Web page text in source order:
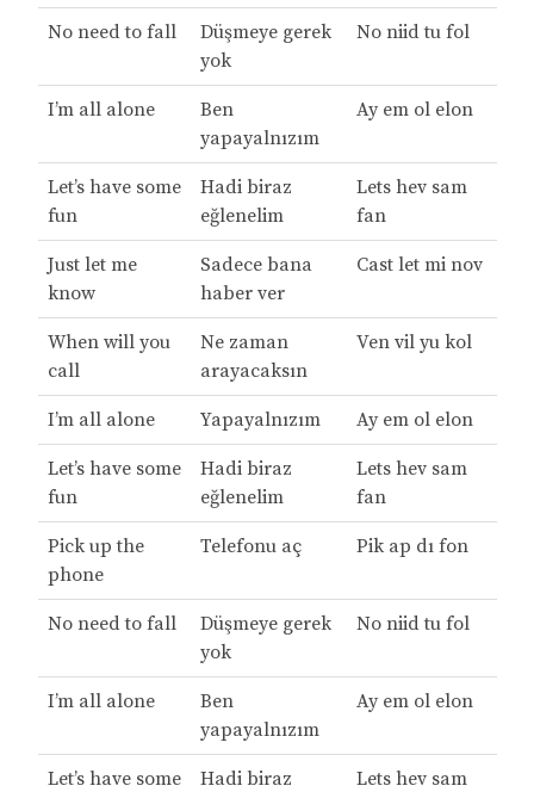
No need to fall
Düşmeye gerek
yok
No niid tu fol
I’m all alone
Ben
yapayalnızım
Ay em ol elon
Let’s have some
fun
Hadi biraz
eğlenelim
Lets hev sam
fan
Just let me
know
Sadece bana
haber ver
Cast let mi nov
When will you
call
Ne zaman
arayacaksın
Ven vil yu kol
I’m all alone Yapayalnızım Ay em ol elon
Let’s have some
fun
Hadi biraz
eğlenelim
Lets hev sam
fan
Pick up the
phone
Telefonu aç Pik ap dı fon
No need to fall
Düşmeye gerek
yok
No niid tu fol
I’m all alone
Ben
yapayalnızım
Ay em ol elon
Let’s have some Hadi biraz Lets hev sam